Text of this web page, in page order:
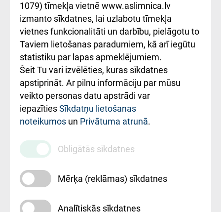
Kā pie mums nokļūt
Rēķinu apmaksas
ceļvedis
Rekvizīti un
ārstniecības
iestādes kods
010000234
Maksas
pakalpojumu
cenrādis
1079) tīmekļa vietnē www.aslimnica.lv
izmanto sīkdatnes, lai uzlabotu tīmekļa
vietnes funkcionalitāti un darbību, pielāgotu to
Taviem lietošanas paradumiem, kā arī iegūtu
statistiku par lapas apmeklējumiem.
Šeit Tu vari izvēlēties, kuras sīkdatnes
apstiprināt. Ar pilnu informāciju par mūsu
veikto personas datu apstrādi var
iepazītiesSīkdatņu lietošanas
noteikumos un Privātuma atrunā.
Obligātās sīkdatnes
Mērķa (reklāmas) sīkdatnes
Analītiskās sīkdatnes